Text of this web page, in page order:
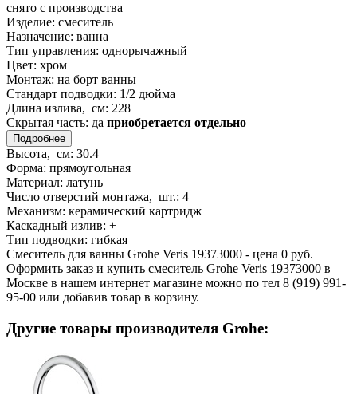
снято с производства
Изделие: смеситель
Назначение: ванна
Тип управления: однорычажный
Цвет: хром
Монтаж: на борт ванны
Стандарт подводки: 1/2 дюйма
Длина излива, см: 228
Скрытая часть: да приобретается отдельно
Подробнее
Высота, см: 30.4
Форма: прямоугольная
Материал: латунь
Число отверстий монтажа, шт.: 4
Механизм: керамический картридж
Каскадный излив: +
Тип подводки: гибкая
Смеситель для ванны Grohe Veris 19373000 - цена 0 руб.
Оформить заказ и купить смеситель Grohe Veris 19373000 в
Москве в нашем интернет магазине можно по тел 8 (919) 991-
95-00 или добавив товар в корзину.
Другие товары производителя Grohe: